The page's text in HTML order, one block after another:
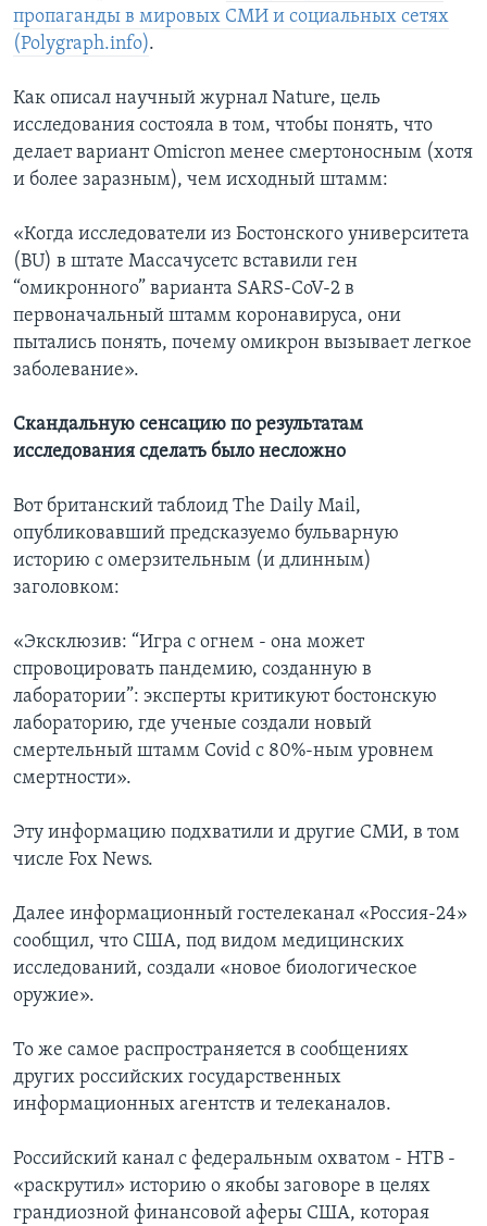
пропаганды в мировых СМИ и социальных сетях
(Polygraph.info).
Как описал научный журнал Nature, цель
исследования состояла в том, чтобы понять, что
делает вариант Omicron менее смертоносным (хотя
и более заразным), чем исходный штамм:
«Когда исследователи из Бостонского университета
(BU) в штате Массачусетс вставили ген
“омикронного” варианта SARS-CoV-2 в
первоначальный штамм коронавируса, они
пытались понять, почему омикрон вызывает легкое
заболевание».
Скандальную сенсацию по результатам
исследования сделать было несложно
Вот британский таблоид The Daily Mail,
опубликовавший предсказуемо бульварную
историю с омерзительным (и длинным)
заголовком:
«Эксклюзив: “Игра с огнем - она может
спровоцировать пандемию, созданную в
лаборатории”: эксперты критикуют бостонскую
лабораторию, где ученые создали новый
смертельный штамм Covid с 80%-ным уровнем
смертности».
Эту информацию подхватили и другие СМИ, в том
числе Fox News.
Далее информационный гостелеканал «Россия-24»
сообщил, что США, под видом медицинских
исследований, создали «новое биологическое
оружие».
То же самое распространяется в сообщениях
других российских государственных
информационных агентств и телеканалов.
Российский канал с федеральным охватом - НТВ -
«раскрутил» историю о якобы заговоре в целях
грандиозной финансовой аферы США, которая